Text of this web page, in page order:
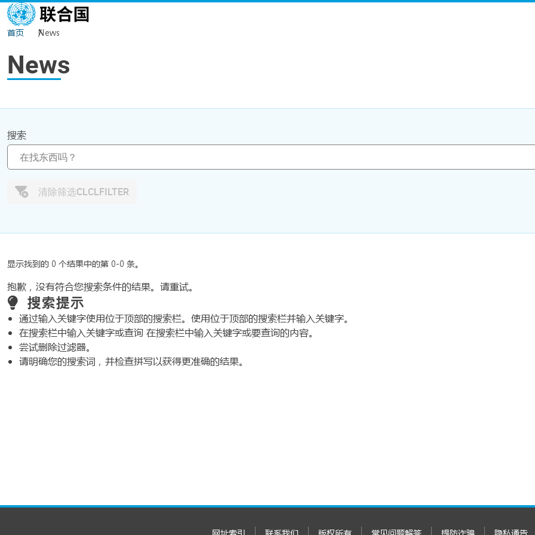
Skip to main content
首页 News
News
搜索
清除筛选CLCLFILTER
显示找到的 0 个结果中的第 0-0 条。
抱歉，没有符合您搜索条件的结果。请重试。
搜索提示
通过输入关键字使用位于顶部的搜索栏。使用位于顶部的搜索栏并输入关键字。
在搜索栏中输入关键字或查询 在搜索栏中输入关键字或要查询的内容。
尝试删除过滤器。
请明确您的搜索词，并检查拼写以获得更准确的结果。